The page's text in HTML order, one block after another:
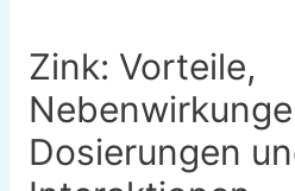
Zink: Vorteile,
Dosierungen